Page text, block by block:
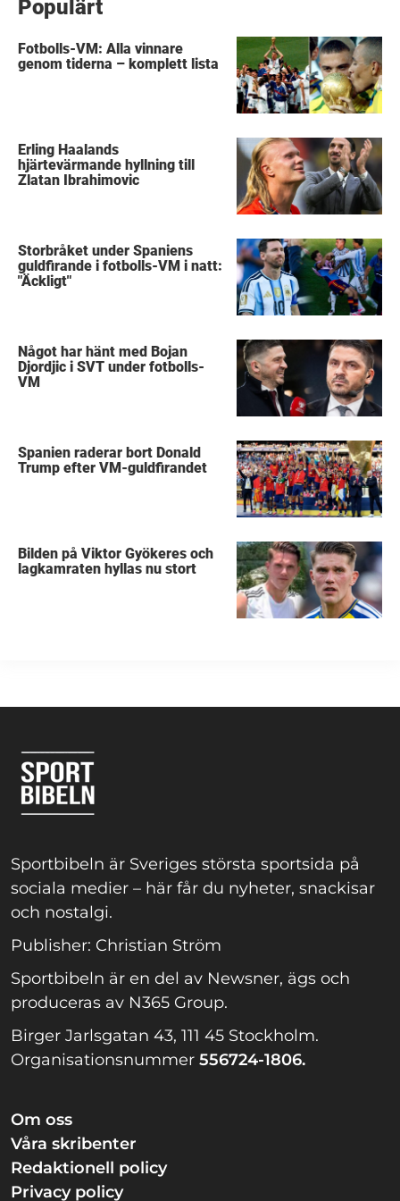
Populärt
Fotbolls-VM: Alla vinnare
genom tiderna – komplett lista
Erling Haalands
hjärtevärmande hyllning till
Zlatan Ibrahimovic
Storbråket under Spaniens
guldfirande i fotbolls-VM i natt:
"Äckligt"
Något har hänt med Bojan
Djordjic i SVT under fotbolls-
VM
Spanien raderar bort Donald
Trump efter VM-guldfirandet
Bilden på Viktor Gyökeres och
lagkamraten hyllas nu stort
Sportbibeln är Sveriges största sportsida på
sociala medier – här får du nyheter, snackisar
och nostalgi.
Publisher: Christian Ström
Sportbibeln är en del av Newsner, ägs och
produceras av N365 Group.
Birger Jarlsgatan 43, 111 45 Stockholm.
Organisationsnummer 556724-1806.
Om oss
Våra skribenter
Redaktionell policy
Privacy policy